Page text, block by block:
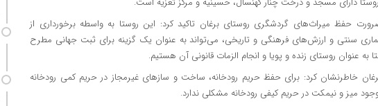
حفظ میراث‌های گردشگری روستای برغان تاکید کرد: این روستا به واسطه برخورداری از
سنتی و ارزش‌های فرهنگی و تاریخی، می‌تواند به عنوان یک گزینه برای ثبت جهانی مطرح
به عنوان روستای زنده و پویا و انجام الزمات قانونی آن هستیم.
خاطرنشان کرد: برای حفظ حریم رودخانه، ساخت و سازهای غیرمجاز در حریم کمی رودخانه
میز و نیمکت در حریم کیفی رودخانه مشکلی ندارد.